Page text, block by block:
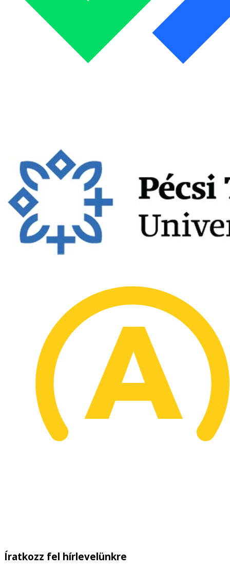
Íratkozz fel hírlevelünkre